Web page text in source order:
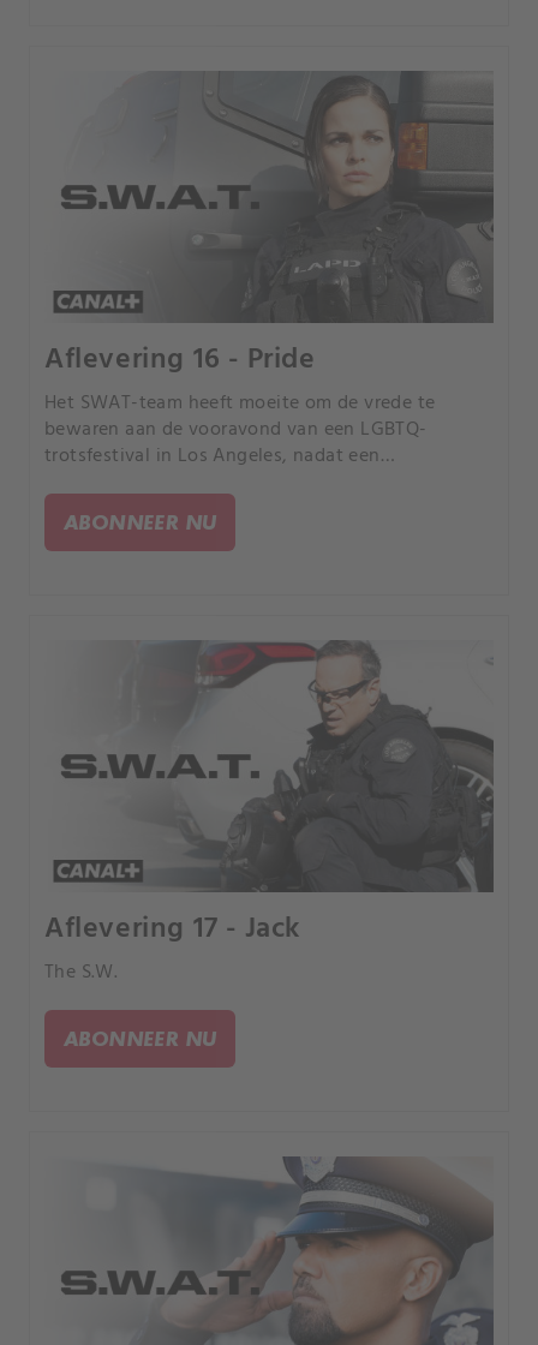
Aflevering 16 - Pride
Het SWAT-team heeft moeite om de vrede te
bewaren aan de vooravond van een LGBTQ-
trotsfestival in Los Angeles, nadat een
die tot verder geweld leidt. Terwijl Chris bezorgd
wordt over de oproep van haar mede-LHBTQ-
gemeenschapsleden tot vergelding, herenigt het
ABONNEER NU
Aflevering 17 - Jack
The S.W.
ABONNEER NU